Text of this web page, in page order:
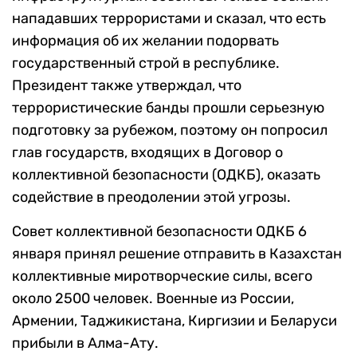
нападавших террористами и сказал, что есть
информация об их желании подорвать
государственный строй в республике.
Президент также утверждал, что
террористические банды прошли серьезную
подготовку за рубежом, поэтому он попросил
глав государств, входящих в Договор о
коллективной безопасности (ОДКБ), оказать
содействие в преодолении этой угрозы.
Совет коллективной безопасности ОДКБ 6
января принял решение отправить в Казахстан
коллективные миротворческие силы, всего
около 2500 человек. Военные из России,
Армении, Таджикистана, Киргизии и Беларуси
прибыли в Алма-Ату.